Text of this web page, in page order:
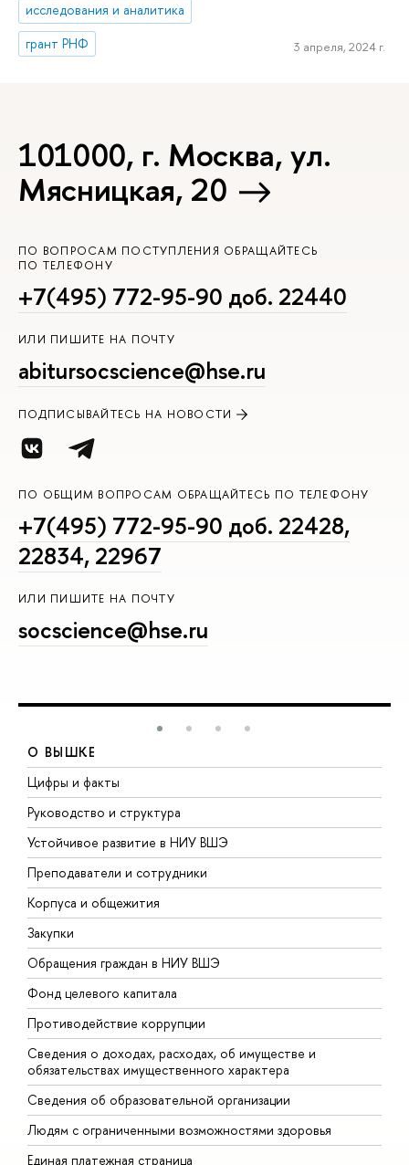
исследования и аналитика
грант РНФ
3 апреля, 2024 г.
101000, г. Москва, ул.
Мясницкая, 20
ПО ВОПРОСАМ ПОСТУПЛЕНИЯ ОБРАЩАЙТЕСЬ
ПО ТЕЛЕФОНУ
+7(495) 772-95-90 доб. 22440
ИЛИ ПИШИТЕ НА ПОЧТУ
abitursocscience@hse.ru
ПОДПИСЫВАЙТЕСЬ НА НОВОСТИ
ПО ОБЩИМ ВОПРОСАМ ОБРАЩАЙТЕСЬ ПО ТЕЛЕФОНУ
+7(495) 772-95-90 доб. 22428,
22834, 22967
ИЛИ ПИШИТЕ НА ПОЧТУ
socscience@hse.ru
О ВЫШКЕ
Цифры и факты
Руководство и структура
Устойчивое развитие в НИУ ВШЭ
Преподаватели и сотрудники
Корпуса и общежития
Закупки
Обращения граждан в НИУ ВШЭ
Фонд целевого капитала
Противодействие коррупции
Сведения о доходах, расходах, об имуществе и
обязательствах имущественного характера
Сведения об образовательной организации
Людям с ограниченными возможностями здоровья
Единая платежная страница